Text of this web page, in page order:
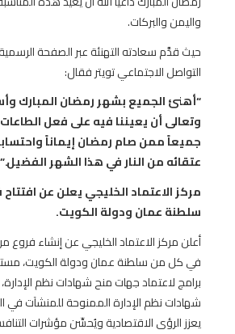
واليمن والبركات.
حيث قدَّم سعادته التهنئة عبر الصفحة
التواصل الاجتماعي تويتر فقال:
“أهنئ الجميع بشهر رمضان المبارك
وتعالى أن يعيننا فيه على فعل
جميعاً ممن صام رمضان إيماناً
عتقائه من النار في هذا الشهر الفضيل.”
مركز الاعتماد الخليجي يعلن عن
سلطنة عمان ودولة الكويت.
أعلن مركز الاعتماد الخليجي عن إنشاء فروع
في كل من سلطنة عمان ودولة الكويت،
برامج لاعتماد جهات منح شهادات نظم
شهادات نظم الإدارة الممنوحة للمنشآت في
يعزز الرؤى الاقتصادية ويُحسِّن مؤشرات